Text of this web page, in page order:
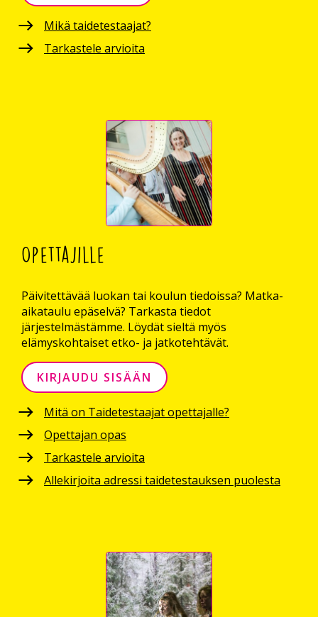
Mikä taidetestaajat?
Tarkastele arvioita
Opettajille
Päivitettävää luokan tai koulun tiedoissa? Matka-
aikataulu epäselvä? Tarkasta tiedot
järjestelmästämme. Löydät sieltä myös
elämyskohtaiset etko- ja jatkotehtävät.
KIRJAUDU SISÄÄN
Mitä on Taidetestaajat opettajalle?
Opettajan opas
Tarkastele arvioita
Allekirjoita adressi taidetestauksen puolesta